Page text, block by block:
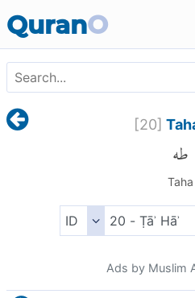
QuranO
[20]
طه
Taha
Ads by Muslim